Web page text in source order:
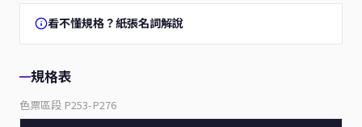
看不懂規格？紙張名詞解說
規格表
色票區段 P253-P276